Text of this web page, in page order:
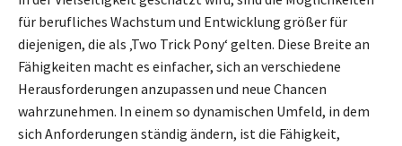
für berufliches Wachstum und Entwicklung größer für
diejenigen, die als ‚Two Trick Pony‘ gelten. Diese Breite an
Fähigkeiten macht es einfacher, sich an verschiedene
Herausforderungen anzupassen und neue Chancen
wahrzunehmen. In einem so dynamischen Umfeld, in dem
sich Anforderungen ständig ändern, ist die Fähigkeit,